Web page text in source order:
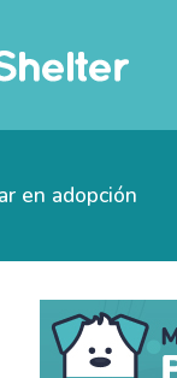
en adopción